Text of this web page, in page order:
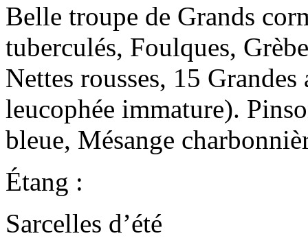
Belle troupe de Grands
tuberculés, Foulques,
Nettes rousses, 15
leucophée immature).
bleue, Mésange
Étang :
Sarcelles d’été